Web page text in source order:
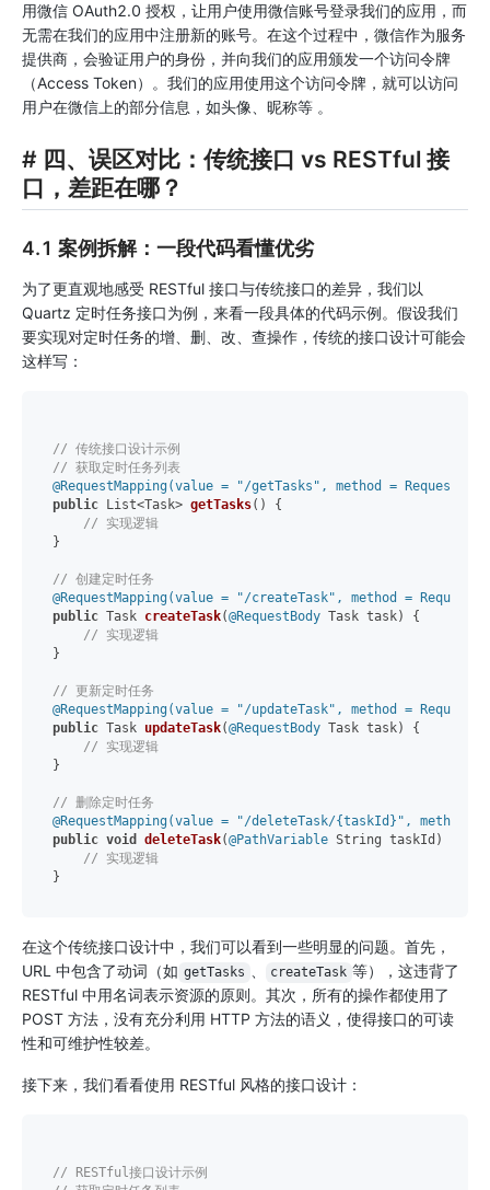
用微信 OAuth2.0 授权，让用户使用微信账号登录我们的应用，而
无需在我们的应用中注册新的账号。在这个过程中，微信作为服务
提供商，会验证用户的身份，并向我们的应用颁发一个访问令牌
（Access Token）。我们的应用使用这个访问令牌，就可以访问
用户在微信上的部分信息，如头像、昵称等 。
# 四、误区对比：传统接口 vs RESTful 接
口，差距在哪？
4.1 案例拆解：一段代码看懂优劣
为了更直观地感受 RESTful 接口与传统接口的差异，我们以
Quartz 定时任务接口为例，来看一段具体的代码示例。假设我们
要实现对定时任务的增、删、改、查操作，传统的接口设计可能会
这样写：
// 传统接口设计示例
// 获取定时任务列表
@RequestMapping(value = "/getTasks", method =
public List<Task> getTasks()
{
// 实现逻辑
}
// 创建定时任务
@RequestMapping(value = "/createTask", method =
public Task createTask(@RequestBody Task task)
{
// 实现逻辑
}
// 更新定时任务
@RequestMapping(value = "/updateTask", method =
public Task updateTask(@RequestBody Task task)
{
// 实现逻辑
}
// 删除定时任务
@RequestMapping(value = "/deleteTask/{taskId}", method =
public void deleteTask(@PathVariable String taskId)
// 实现逻辑
在这个传统接口设计中，我们可以看到一些明显的问题。首先，
URL 中包含了动词（如 getTasks 、 createTask 等），这违背了
RESTful 中用名词表示资源的原则。其次，所有的操作都使用了
POST 方法，没有充分利用 HTTP 方法的语义，使得接口的可读
性和可维护性较差。
接下来，我们看看使用 RESTful 风格的接口设计：
// RESTful接口设计示例